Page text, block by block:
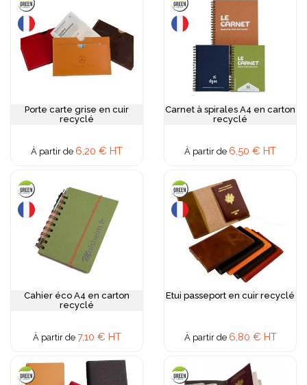
Porte carte grise en cuir
recyclé
À partir de 6,20 € HT
Carnet à spirales A4 en carton
recyclé
À partir de 6,50 € HT
Cahier éco A4 en carton
recyclé
À partir de 7,10 € HT
Etui passeport en cuir recyclé
À partir de 6,80 € HT